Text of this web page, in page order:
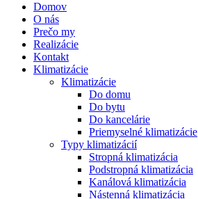
Domov
O nás
Prečo my
Realizácie
Kontakt
Klimatizácie
Klimatizácie
Do domu
Do bytu
Do kancelárie
Priemyselné klimatizácie
Typy klimatizácií
Stropná klimatizácia
Podstropná klimatizácia
Kanálová klimatizácia
Nástenná klimatizácia